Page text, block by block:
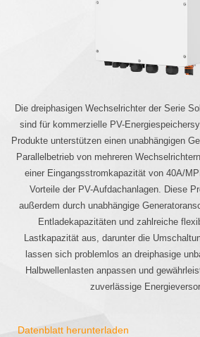
Die dreiphasigen Wechselrichter der Serie
sind für kommerzielle PV-
Produkte unterstützen einen unabhängigen
Parallelbetrieb von mehreren
einer Eingangsstromkapazität von 40A/
Vorteile der PV-Aufdachanlagen. Diese
außerdem durch unabhängige
Entladekapazitäten und zahlreiche
Lastkapazität aus, darunter die
lassen sich problemlos an dreiphasige
Halbwellenlasten anpassen und
zuverlässige
Datenblatt herunterladen